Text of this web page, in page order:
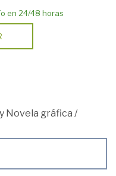
en 24/48 horas
Novela gráfica /